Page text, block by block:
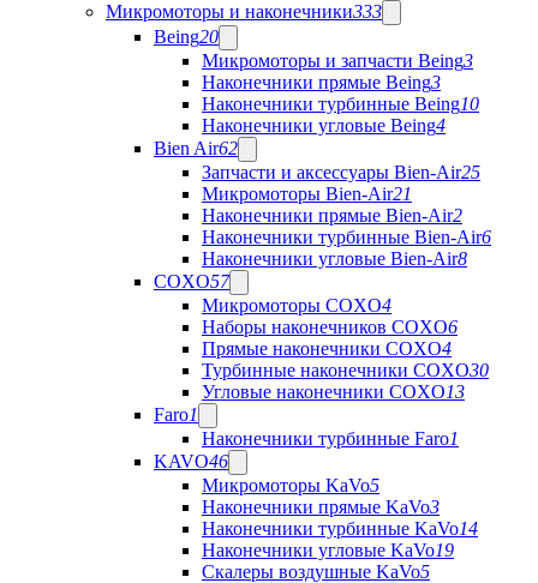
Микромоторы и наконечники333
Being20
Микромоторы и запчасти Being3
Наконечники прямые Being3
Наконечники турбинные Being10
Наконечники угловые Being4
Bien Air62
Запчасти и аксессуары Bien-Air25
Микромоторы Bien-Air21
Наконечники прямые Bien-Air2
Наконечники турбинные Bien-Air6
Наконечники угловые Bien-Air8
COXO57
Микромоторы COXO4
Наборы наконечников COXO6
Прямые наконечники COXO4
Турбинные наконечники COXO30
Угловые наконечники COXO13
Faro1
Наконечники турбинные Faro1
KAVO46
Микромоторы KaVo5
Наконечники прямые KaVo3
Наконечники турбинные KaVo14
Наконечники угловые KaVo19
Скалеры воздушные KaVo5